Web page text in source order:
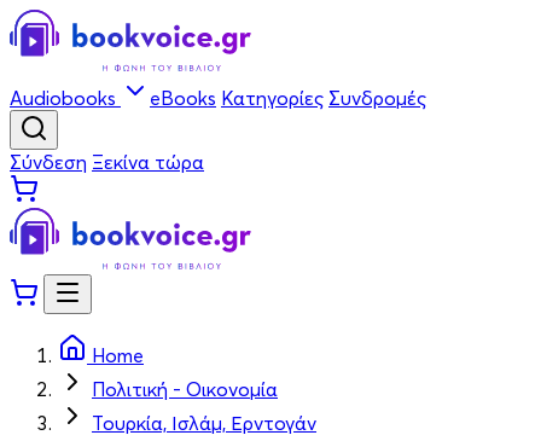
Audiobooks eBooks Κατηγορίες Συνδρομές
Σύνδεση Ξεκίνα τώρα
Home
Πολιτική - Οικονομία
Τουρκία, Ισλάμ, Ερντογάν